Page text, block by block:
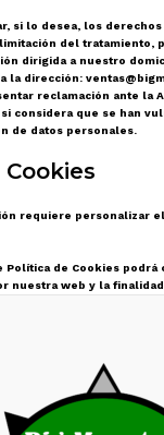
si lo desea, los
del tratamiento,
dirigida a nuestro
la dirección:
reclamación ante la
considera que se han
de datos personales.
requiere personalizar
Política de Cookies
nuestra web y la